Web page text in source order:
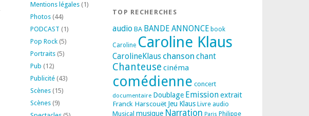
Mentions légales(1)
Photos(44)
PODCAST (1)
Pop Rock(5)
Portraits(5)
Pub (12)
Publicité(43)
Scènes(15)
Scènes(9)
TOP RECHERCHES
audio BA BANDE ANNONCE book
Caroline Caroline Klaus
CarolineKlaus chanson chant
Chanteuse cinéma
comédienne concert
documentaire Doublage Emissionextrait
Franck Harscouët Jeu Klaus Livre audio
Musical musique Narration Paris Philippe